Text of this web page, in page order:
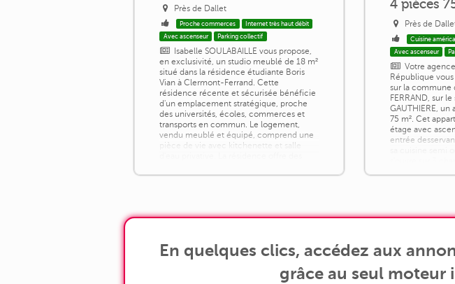
Près de Dallet
Proche commerces
Internet très haut débit
Avec ascenseur
Parking collectif
Isabelle SOULABAILLE vous propose,
en exclusivité, un studio meublé de 18 m²
situé dans la résidence étudiante Boris
Vian à Clermont-Ferrand. Cette
résidence récente et sécurisée bénéficie
d'un emplacement stratégique, proche
des universités, écoles, commerces et
transports en commun. Le logement,
vendu meublé et équipé, comprend une
pièce de vie avec kitchenette et salle
4 pièces
Près de
Cuisine
Avec ascenseur
Votre
République
sur la commune
FERRAND, sur
GAUTHIERE,
75 m². Cet
étage avec
entrée
En quelques clics, accédez aux
grâce au seul